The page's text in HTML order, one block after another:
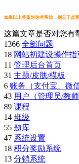
如果以上答案对你有帮助，别忘了点
这篇文章是否对您有
1366 全部问题
18 网站初建设操作指
11 管理后台首页
31 主题/皮肤/模板
6 账务（支付宝、微
43 用户（管理员/教师
89 课程
14 班级
55 题库
47 系统设置
18 积分奖励系统
13 分销系统